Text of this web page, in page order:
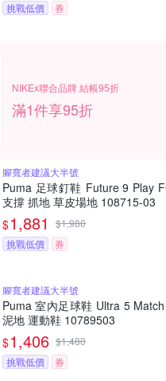
挑戰低價
券
NIKEx聯合品牌 結帳95折
滿1件享95折
腳寬者建議大半號
Puma 足球釘鞋 Future 9 Play
支撐 抓地 草皮場地 108715-03
$1,881 $1,980
挑戰低價
券
腳寬者建議大半號
Puma 室內足球鞋 Ultra 5
泥地 運動鞋 10789503
$1,406 $1,480
挑戰低價
券